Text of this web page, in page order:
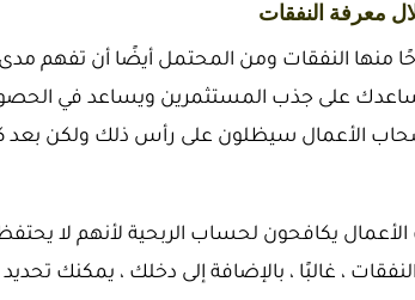
منها النفقات ومن المحتمل أيضًا أن تفهم
على جذب المستثمرين ويساعد في
الأعمال سيظلون على رأس ذلك ولكن بعد
يكافحون لحساب الربحية لأنهم لا
، غالبًا ، بالإضافة إلى دخلك ، يمكنك